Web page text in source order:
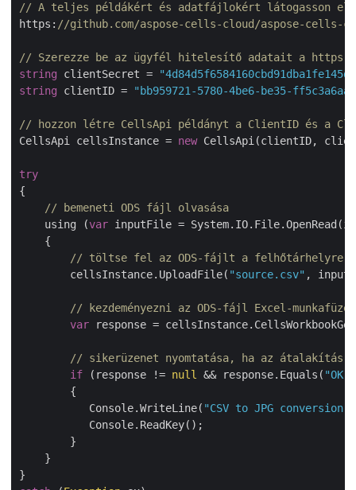
// A teljes példákért és adatfájlokért látogasson
https: //github.com/aspose-cells-cloud/aspose-cells-
// Szerezze be az ügyfél hitelesítő adatait a https://
string clientSecret =
string clientID = "bb959721-5780-4be6-be35-
// hozzon létre CellsApi példányt a ClientID és a
CellsApi cellsInstance = new CellsApi(clientID,
try
{
// bemeneti ODS fájl olvasása
    using (
var inputFile =
    {
// töltse fel az ODS-fájlt a felhőtárhelyre
        cellsInstance.UploadFile(
"source.csv" ,
// kezdeményezni az ODS-fájl Excel-
var response =
// sikerüzenet nyomtatása, ha az átalakítás
if (response != null && response.Equals( "OK"
        {
           Console.WriteLine(
"CSV to JPG
           Console.ReadKey();
        }
    }